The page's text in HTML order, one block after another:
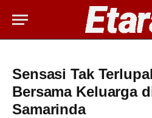
Sensasi Tak
Bersama Keluarga
Samarinda